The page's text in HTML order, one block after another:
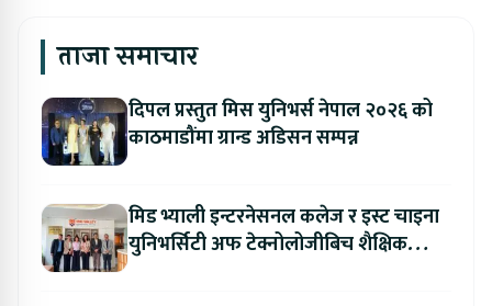
ताजा समाचार
दिपल प्रस्तुत मिस युनिभर्स नेपाल २०२६ को
काठमाडौंमा ग्रान्ड अडिसन सम्पन्न
मिड भ्याली इन्टरनेसनल कलेज र इस्ट चाइना
युनिभर्सिटी अफ टेक्नोलोजीबिच शैक्षिक